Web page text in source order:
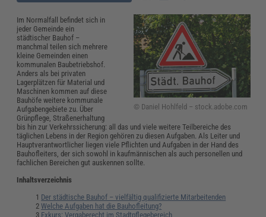
© Daniel Hohlfeld – stock.adobe.com
Im Normalfall befindet sich in
jeder Gemeinde ein
städtischer Bauhof –
manchmal teilen sich mehrere
kleine Gemeinden einen
kommunalen Baubetriebshof.
Anders als bei privaten
Lagerplätzen für Material und
Maschinen kommen auf diese
Bauhöfe weitere kommunale
Aufgabengebiete zu. Über
Grünpflege, Straßenerhaltung
bis hin zur Verkehrssicherung: all das und viele weitere Teilbereiche des
täglichen Lebens in der Region gehören zu diesen Aufgaben. Als Leiter und
Hauptverantwortlicher liegen viele Pflichten und Aufgaben in der Hand des
Bauhofleiters, der sich sowohl in kaufmännischen als auch personellen und
fachlichen Bereichen gut auskennen sollte.
Inhaltsverzeichnis
Der städtische Bauhof – vielfältig qualifizierte Mitarbeitenden
Welche Aufgaben hat die Bauhofleitung?
Exkurs: Vergaberecht im Stadtpflegebereich